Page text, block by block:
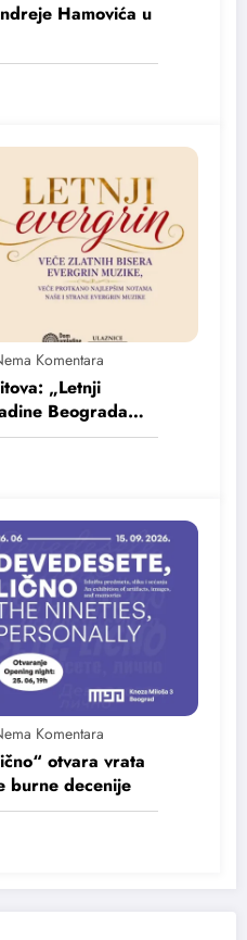
Hamovića u
„Letnji
Beograda
otvara vrata
burne decenije